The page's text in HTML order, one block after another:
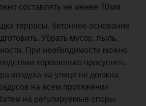
составлять не менее 70мм.
террасы, бетонное основание
Убрать мусор, пыль,
При необходимости можно
хорошенько просушить.
воздуха на улице не должна
на всем протяжении
на регулируемые опоры